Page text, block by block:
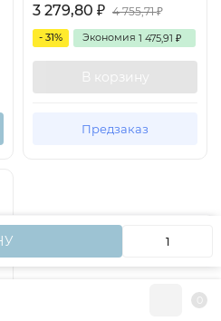
3 279,80 ₽ 4 755,71₽
- 31% Экономия 1 475,91 ₽
В корзину
Предзаказ